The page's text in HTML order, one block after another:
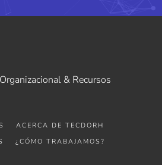
& Recursos
ACERCA DE TECDORH
¿CÓMO TRABAJAMOS?